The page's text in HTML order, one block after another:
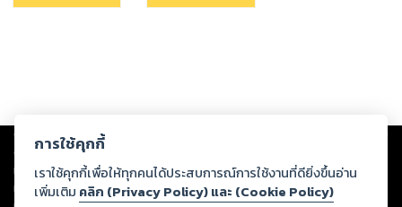
Copyright © 2026
ต่อผลงานหรือเนื้อหาใดที่อัปโหลดผ่านเว็บไซต์และปรากฏว่าละเมิดสิทธิใน
ทรัพย์สินทางปัญญาของบุคคลอื่นหรือขัดต่อกฎหมายและศีลธรรม ดังนั้น ผู้อ่าน
ทุกท่านโปรดใช้วิจารณญาณในการกลั่นกรองด้วยตนเอง และหากท่านพบว่าส่วน
การใช้คุกกี้
เราใช้คุกกี้เพื่อให้ทุกคนได้ประสบการณ์การใช้งานที่ดียิ่งขึ้นอ่าน
เพิ่มเติม คลิก (Privacy Policy) และ (Cookie Policy)